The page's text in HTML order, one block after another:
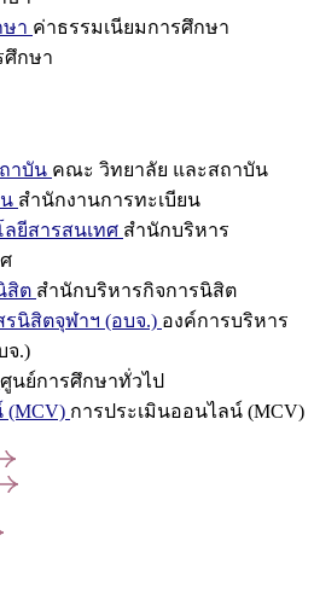
ษา ค่าธรรมเนียมการศึกษา
ศึกษา
าบัน คณะ วิทยาลัย และสถาบัน
สำนักงานการทะเบียน
ยีสารสนเทศ สำนักบริหาร
สิต สำนักบริหารกิจการนิสิต
นิสิตจุฬาฯ (อบจ.) องค์การบริหาร
จ.)
ศูนย์การศึกษาทั่วไป
(MCV) การประเมินออนไลน์ (MCV)